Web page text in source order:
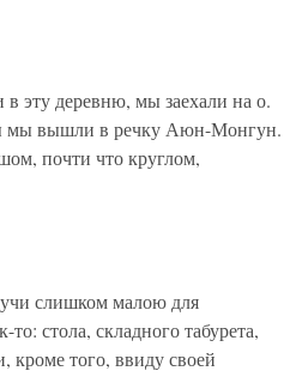
эту деревню, мы заехали на о.
мы вышли в речку Аюн-Монгун.
почти что круглом,
слишком малою для
стола, складного табурета,
кроме того, ввиду своей